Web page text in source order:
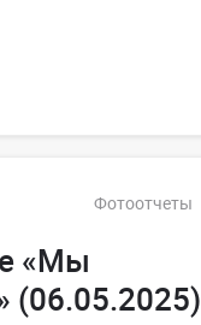
Фотоотчеты
«Мы